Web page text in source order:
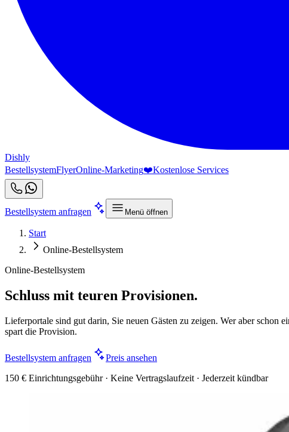
Dishly
BestellsystemFlyerOnline-Marketing❤️Kostenlose Services
Bestellsystem anfragen Menü öffnen
Start
Online-Bestellsystem
Online-Bestellsystem
Schluss mit teuren Provisionen.
Lieferportale sind gut darin, Sie neuen Gästen zu zeigen. Wer aber schon
spart die Provision.
Bestellsystem anfragen
Preis ansehen
150 € Einrichtungsgebühr · Keine Vertragslaufzeit · Jederzeit kündbar